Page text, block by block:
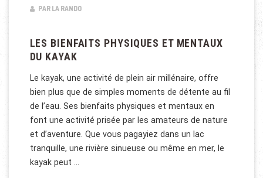
PAR LA RANDO
LES BIENFAITS PHYSIQUES ET MENTAUX
DU KAYAK
Le kayak, une activité de plein air millénaire, offre
bien plus que de simples moments de détente au fil
de l’eau. Ses bienfaits physiques et mentaux en
font une activité prisée par les amateurs de nature
et d’aventure. Que vous pagayiez dans un lac
tranquille, une rivière sinueuse ou même en mer, le
kayak peut …